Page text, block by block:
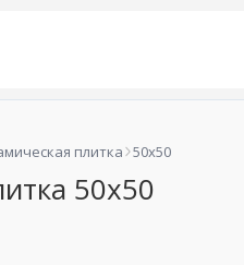
плитка 50x50
50x50